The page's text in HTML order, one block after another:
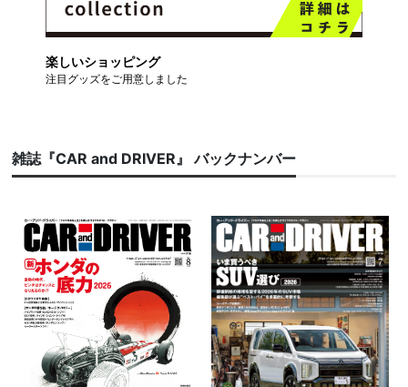
楽しいショッピング
注目グッズをご用意しました
雑誌『CAR and DRIVER』 バックナンバー